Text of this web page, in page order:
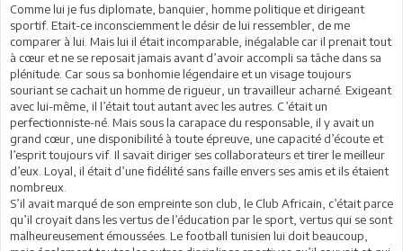
Comme lui je fus diplomate, banquier, homme politique et dirigeant
sportif. Etait-ce inconsciemment le désir de lui ressembler, de me
comparer à lui. Mais lui il était incomparable, inégalable car il prenait tout
à cœur et ne se reposait jamais avant d’avoir accompli sa tâche dans sa
plénitude. Car sous sa bonhomie légendaire et un visage toujours
souriant se cachait un homme de rigueur, un travailleur acharné. Exigeant
avec lui-même, il l’était tout autant avec les autres. C’était un
perfectionniste-né. Mais sous la carapace du responsable, il y avait un
grand cœur, une disponibilité à toute épreuve, une capacité d’écoute et
l’esprit toujours vif. Il savait diriger ses collaborateurs et tirer le meilleur
d’eux. Loyal, il était d’une fidélité sans faille envers ses amis et ils étaient
nombreux.
S’il avait marqué de son empreinte son club, le Club Africain, c’était parce
qu’il croyait dans les vertus de l’éducation par le sport, vertus qui se sont
malheureusement émoussées. Le football tunisien lui doit beaucoup,